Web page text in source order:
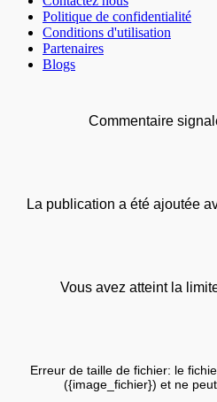
Politique de confidentialité
Conditions d'utilisation
Partenaires
Blogs
Commentaire
La publication a été ajoutée
Vous avez atteint la
Erreur de taille de fichier: le
({image_fichier}) et ne